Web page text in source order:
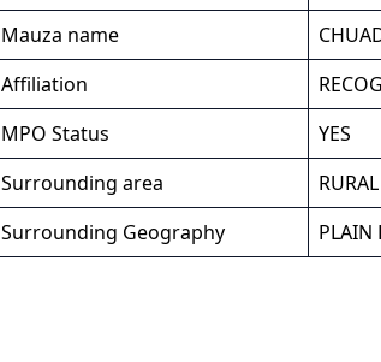
Mauza name
Affiliation
MPO Status
YES
Surrounding area
RURAL
Surrounding Geography
PLAIN